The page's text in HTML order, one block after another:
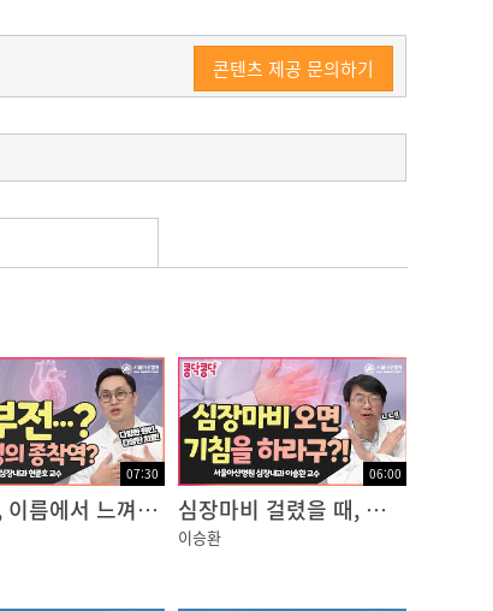
콘텐츠 제공 문의하기
07:30
심부전, 이름에서 느껴지는 것과 달리 무서운 질환!
06:00
심장마비 걸렸을 때, 기침하면 살 수 있다구?!? NO!!
이승환